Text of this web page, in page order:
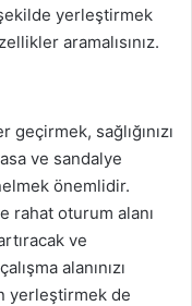
yerleştirmek
aramalısınız.
sağlığınızı
ve sandalye
önemlidir.
rahat oturum alanı
ve
alanınızı
yerleştirmek de